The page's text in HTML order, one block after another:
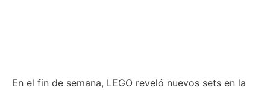
En el fin de semana, LEGO reveló nuevos sets en la